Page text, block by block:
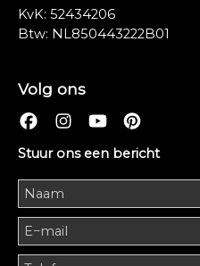
KvK: 52434206
Btw: NL850443222B01
Volg ons
Stuur ons een bericht